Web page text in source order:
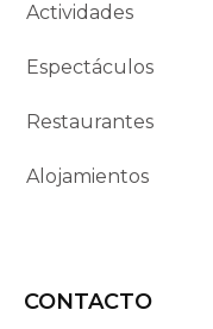
Actividades
Espectáculos
Restaurantes
Alojamientos
CONTACTO